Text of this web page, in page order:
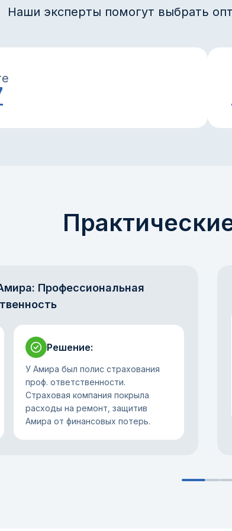
Наши эксперты помогут выбрать
Профессиональная
Решение:
У Амира был полис страхования
проф. ответственности.
Страховая компания покрыла
расходы на ремонт, защитив
Амира от финансовых потерь.